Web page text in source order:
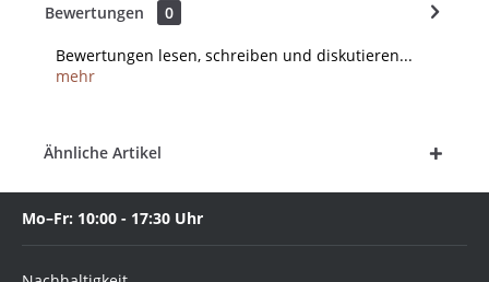
Bewertungen 0
Bewertungen lesen, schreiben und diskutieren...
mehr
Ähnliche Artikel
Mo–Fr: 10:00 - 17:30 Uhr